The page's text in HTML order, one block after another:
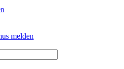
melden